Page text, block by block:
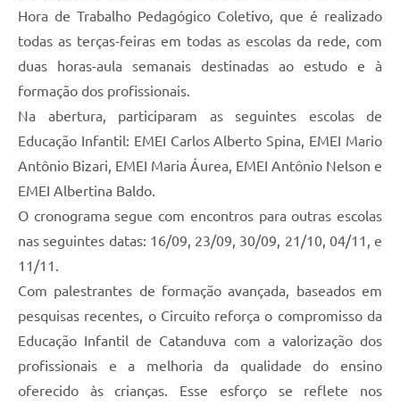
Hora de Trabalho Pedagógico Coletivo, que é realizado
todas as terças-feiras em todas as escolas da rede, com
duas horas-aula semanais destinadas ao estudo e à
formação dos profissionais.
Na abertura, participaram as seguintes escolas de
Educação Infantil: EMEI Carlos Alberto Spina, EMEI Mario
Antônio Bizari, EMEI Maria Áurea, EMEI Antônio Nelson e
EMEI Albertina Baldo.
O cronograma segue com encontros para outras escolas
nas seguintes datas: 16/09, 23/09, 30/09, 21/10, 04/11, e
11/11.
Com palestrantes de formação avançada, baseados em
pesquisas recentes, o Circuito reforça o compromisso da
Educação Infantil de Catanduva com a valorização dos
profissionais e a melhoria da qualidade do ensino
oferecido às crianças. Esse esforço se reflete nos